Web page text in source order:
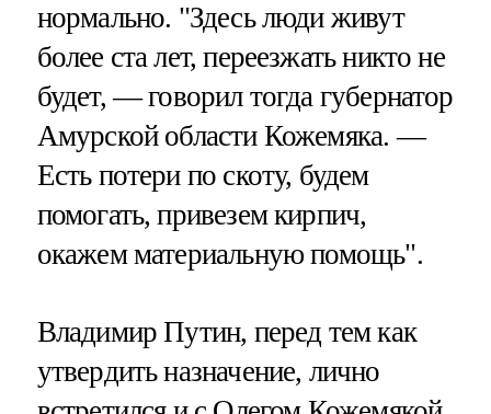
нормально. "Здесь люди живут
более ста лет, переезжать никто не
будет, — говорил тогда губернатор
Амурской области Кожемяка. —
Есть потери по скоту, будем
помогать, привезем кирпич,
окажем материальную помощь".
Владимир Путин, перед тем как
утвердить назначение, лично